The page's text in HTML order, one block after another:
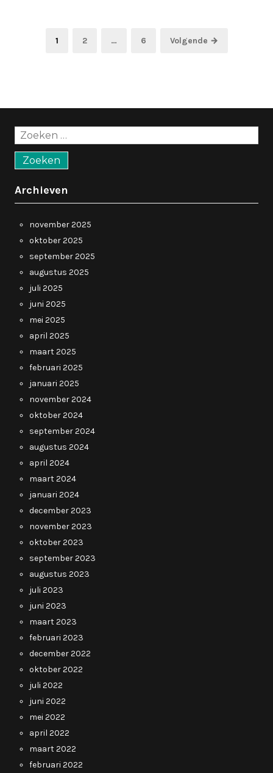
Berichten
Pagina
1 Pagina
2 … Pagina
6 Volgende →
Zoeken
naar:
Archieven
november 2025
oktober 2025
september 2025
augustus 2025
juli 2025
juni 2025
mei 2025
april 2025
maart 2025
februari 2025
januari 2025
november 2024
oktober 2024
september 2024
augustus 2024
april 2024
maart 2024
januari 2024
december 2023
november 2023
oktober 2023
september 2023
augustus 2023
juli 2023
juni 2023
maart 2023
februari 2023
december 2022
oktober 2022
juli 2022
juni 2022
mei 2022
april 2022
maart 2022
februari 2022